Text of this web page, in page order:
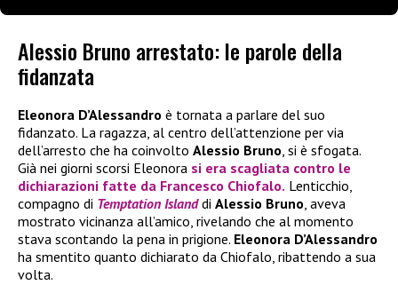
Alessio Bruno arrestato: le parole della
fidanzata
Eleonora D’Alessandro è tornata a parlare del suo
fidanzato. La ragazza, al centro dell’attenzione per via
dell’arresto che ha coinvolto Alessio Bruno, si è sfogata.
Già nei giorni scorsi Eleonora si era scagliata contro le
dichiarazioni fatte da Francesco Chiofalo. Lenticchio,
compagno di Temptation Islanddi Alessio Bruno, aveva
mostrato vicinanza all’amico, rivelando che al momento
stava scontando la pena in prigione. Eleonora D’Alessandro
ha smentito quanto dichiarato da Chiofalo, ribattendo a sua
volta.